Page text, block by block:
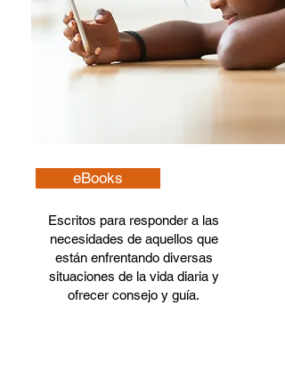
eBooks
Escritos para responder a las
necesidades de aquellos que
están enfrentando diversas
situaciones de la vida diaria y
ofrecer consejo y guía.